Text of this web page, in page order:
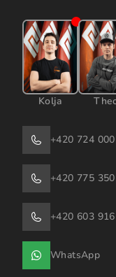
Kolja
+420 724
+420 775
+420 603
WhatsApp